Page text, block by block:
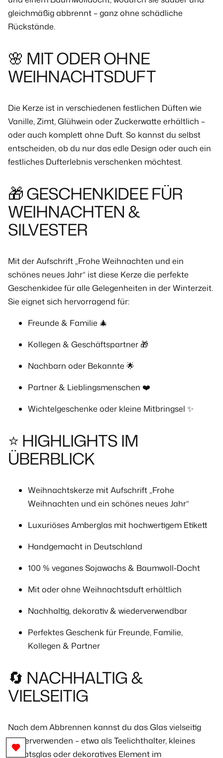
gleichmäßig abbrennt – ganz ohne schädliche
Rückstände.
🌸 MIT ODER OHNE
WEIHNACHTSDUFT
Die Kerze ist in verschiedenen festlichen Düften wie
Vanille, Zimt, Glühwein oder Zuckerwatte erhältlich –
oder auch komplett ohne Duft. So kannst du selbst
entscheiden, ob du nur das edle Design oder auch ein
festliches Dufterlebnis verschenken möchtest.
🎁 GESCHENKIDEE FÜR
WEIHNACHTEN &
SILVESTER
Mit der Aufschrift„Frohe Weihnachten und ein
schönes neues Jahr“ ist diese Kerze die perfekte
Geschenkidee für alle Gelegenheiten in der Winterzeit.
Sie eignet sich hervorragend für:
Freunde & Familie 🎄
Kollegen & Geschäftspartner 🎁
Nachbarn oder Bekannte 🌟
Partner & Lieblingsmenschen ❤️
Wichtelgeschenke oder kleine Mitbringsel ✨
⭐ HIGHLIGHTS IM
ÜBERBLICK
Weihnachtskerze mit Aufschrift„Frohe
Weihnachten und ein schönes neues Jahr“
Luxuriöses Amberglas mit hochwertigem Etikett
Handgemacht in Deutschland
100 % veganes Sojawachs & Baumwoll-Docht
Mit oder ohne Weihnachtsduft erhältlich
Nachhaltig, dekorativ & wiederverwendbar
Perfektes Geschenk für Freunde, Familie,
Kollegen & Partner
🔄 NACHHALTIG &
VIELSEITIG
Nach dem Abbrennen kannst du das Glas vielseitig
wiederverwenden – etwa als Teelichthalter, kleines
Vorratsglas oder dekoratives Element im